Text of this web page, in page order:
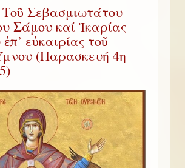
Σεβασμιωτάτου
Σάμου καί Ἰκαρίας
εὐκαιρίας τοῦ
(Παρασκευή 4η